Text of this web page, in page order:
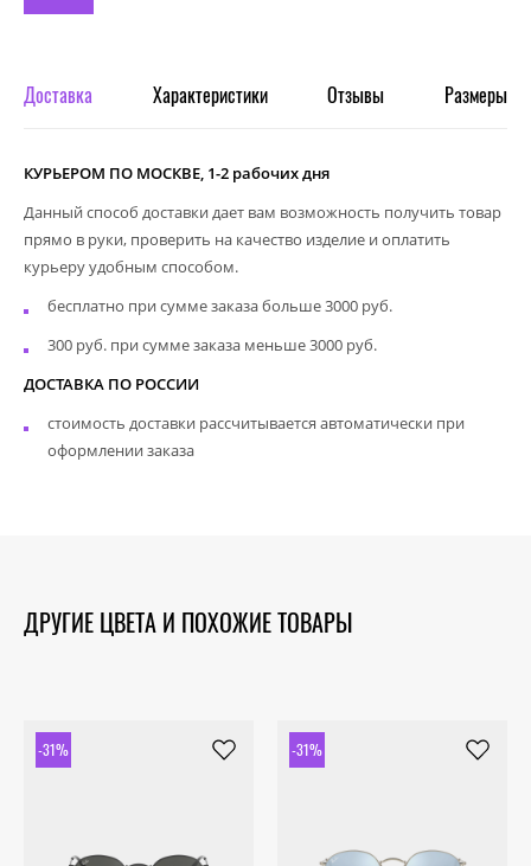
ЗАКАЗ
Доставка Характеристики Отзывы Размеры
КУРЬЕРОМ ПО МОСКВЕ, 1-2 рабочих дня
Данный способ доставки дает вам возможность получить товар
прямо в руки, проверить на качество изделие и оплатить
курьеру удобным способом.
бесплатно при сумме заказа больше 3000 руб.
300 руб. при сумме заказа меньше 3000 руб.
ДОСТАВКА ПО РОССИИ
стоимость доставки рассчитывается автоматически при
оформлении заказа
ДРУГИЕ ЦВЕТА И ПОХОЖИЕ ТОВАРЫ
-31% -31%